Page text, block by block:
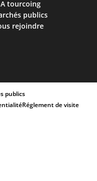
tourcoing
publics
rejoindre
publics
Réglement de visite